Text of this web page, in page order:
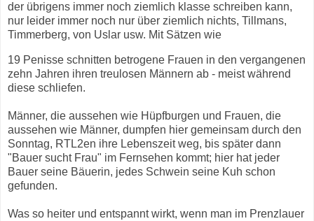
der übrigens immer noch ziemlich klasse schreiben kann,
nur leider immer noch nur über ziemlich nichts, Tillmans,
Timmerberg, von Uslar usw. Mit Sätzen wie
19 Penisse schnitten betrogene Frauen in den vergangenen
zehn Jahren ihren treulosen Männern ab - meist während
diese schliefen.
Männer, die aussehen wie Hüpfburgen und Frauen, die
aussehen wie Männer, dumpfen hier gemeinsam durch den
Sonntag, RTL2en ihre Lebenszeit weg, bis später dann
"Bauer sucht Frau" im Fernsehen kommt; hier hat jeder
Bauer seine Bäuerin, jedes Schwein seine Kuh schon
gefunden.
Was so heiter und entspannt wirkt, wenn man im Prenzlauer